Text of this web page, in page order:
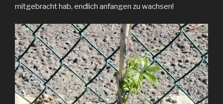
mitgebracht hab, endlich anfangen zu wachsen!